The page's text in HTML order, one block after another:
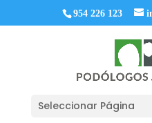
954 226 123
Seleccionar Página